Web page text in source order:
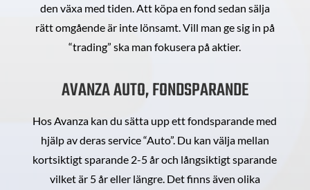
den växa med tiden. Att köpa en fond sedan sälja
rätt omgående är inte lönsamt. Vill man ge sig in på
“trading” ska man fokusera på aktier.
AVANZA AUTO, FONDSPARANDE
Hos Avanza kan du sätta upp ett fondsparande med
hjälp av deras service “Auto”. Du kan välja mellan
kortsiktigt sparande 2-5 år och långsiktigt sparande
vilket är 5 år eller längre. Det finns även olika